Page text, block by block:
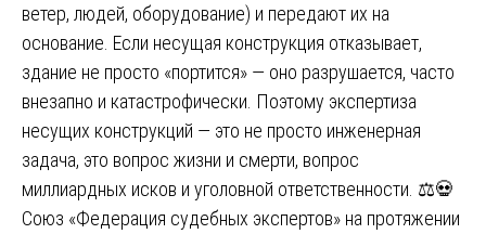
ветер, людей, оборудование) и передают их на
основание. Если несущая конструкция отказывает,
здание не просто «портится» — оно разрушается, часто
внезапно и катастрофически. Поэтому экспертиза
несущих конструкций — это не просто инженерная
задача, это вопрос жизни и смерти, вопрос
миллиардных исков и уголовной ответственности. ⚖️💀
Союз «Федерация судебных экспертов» на протяжении